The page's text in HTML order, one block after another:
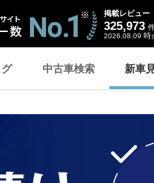
掲載レビュー
325,973
2026.08.09 時
中古車検索 新車